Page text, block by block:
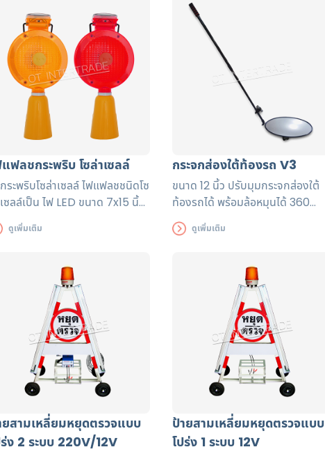
กยุโรป EN471 ตัวเสื้อมีแถบ
ท้อนแสง 2 แถบ เพิ่มความ
อดภัยด้วยระบบก้ามปู 4 ตัวล็อค
อร์ด สะท้อนแสงคุณภาพดี ผ่าน
มาตรฐานจากยุโรป EN471 เพิ่ม
ความปลอดภัยด้วยระบบก้ามปู 4 ตัว
ฟลชกระพริบ โซล่าเซลล์
ระพริบโซล่าเซลล์ ไฟแฟลชชนิดโซ
ซลล์เป็น ไฟ LED ขนาด 7x15 นิ้ว
างxยาว)
ดูเพิ่มเติม
กระจกส่องใต้ท้องรถ V3
ขนาด 12 นิ้ว ปรับมุมกระจกส่องใต้
ท้องรถได้ พร้อมล้อหมุนได้ 360
องศา
ดูเพิ่มเติม
ยสามเหลี่ยมหยุดตรวจแบบ
ง 2 ระบบ 220V/12V
ป้ายสามเหลี่ยมหยุดตรวจแบบ
โปร่ง 1 ระบบ 12V